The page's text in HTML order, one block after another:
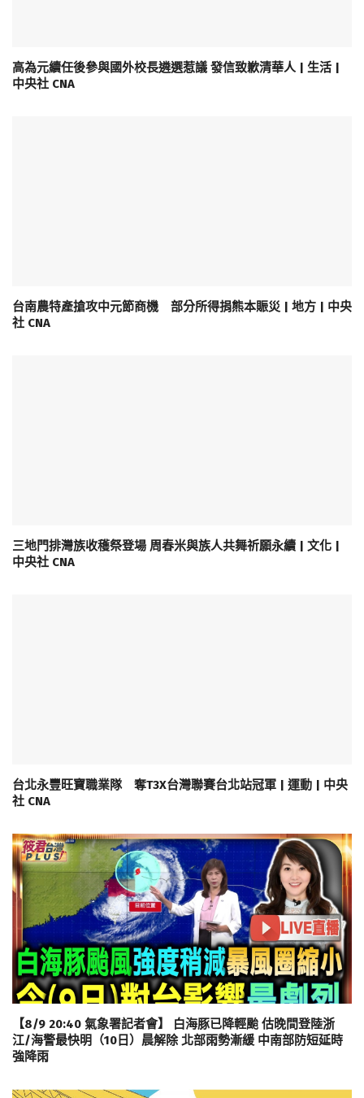
高為元續任後參與國外校長遴選惹議 發信致歉清華人 | 生活 |
中央社 CNA
台南農特產搶攻中元節商機 部分所得捐熊本賑災 | 地方 | 中央
社 CNA
三地門排灣族收穫祭登場 周春米與族人共舞祈願永續 | 文化 |
中央社 CNA
台北永豐旺寶職業隊 奪T3X台灣聯賽台北站冠軍 | 運動 | 中央
社 CNA
【8/9 20:40 氣象署記者會】 白海豚已降輕颱 估晚間登陸浙
江/海警最快明（10日）晨解除 北部雨勢漸緩 中南部防短延時
強降雨